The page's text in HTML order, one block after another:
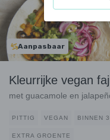
Aanpasbaar
Kleurrijke vegan
met guacamole en
PITTIG VEGAN BINNEN
EXTRA GROENTE